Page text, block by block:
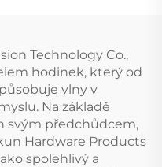
Technology Co.,
hodinek, který od
vlny v
Na základě
svým předchůdcem,
Hardware Products
spolehlivý a